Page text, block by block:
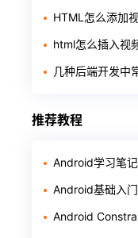
HTML怎么添加
html怎么插入视
几种后端开发中
推荐教程
Android学习笔记
Android基础入
Android